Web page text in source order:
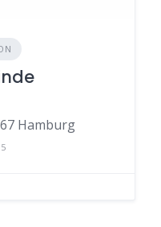
Hamburg